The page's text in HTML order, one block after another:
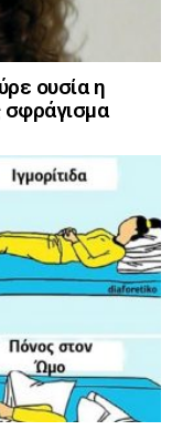
ουσία η
σφράγισμα